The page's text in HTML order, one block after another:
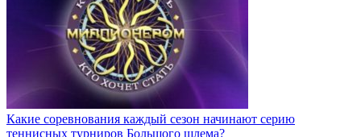
Какие соревнования каждый сезон начинают серию
теннисных турниров Большого шлема?